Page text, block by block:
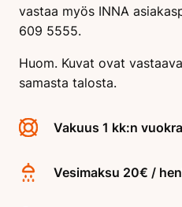
vastaa myös INNA
609 5555.
Huom. Kuvat ovat
samasta talosta.
Vakuus 1 kk:n
Vesimaksu 20€ /